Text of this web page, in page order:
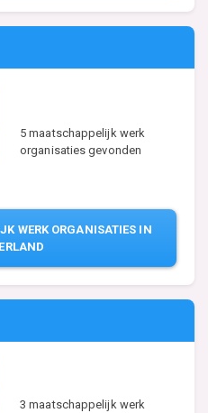
5 maatschappelijk werk
organisaties gevonden
WERK ORGANISATIES IN
3 maatschappelijk werk